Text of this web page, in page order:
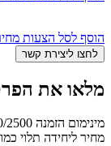
הוסף לסל הצעות
מלאו את
מינימום הזמנה 2000/2500 ש"ח לא כולל מע"מ
מחיר ליחידה תלוי